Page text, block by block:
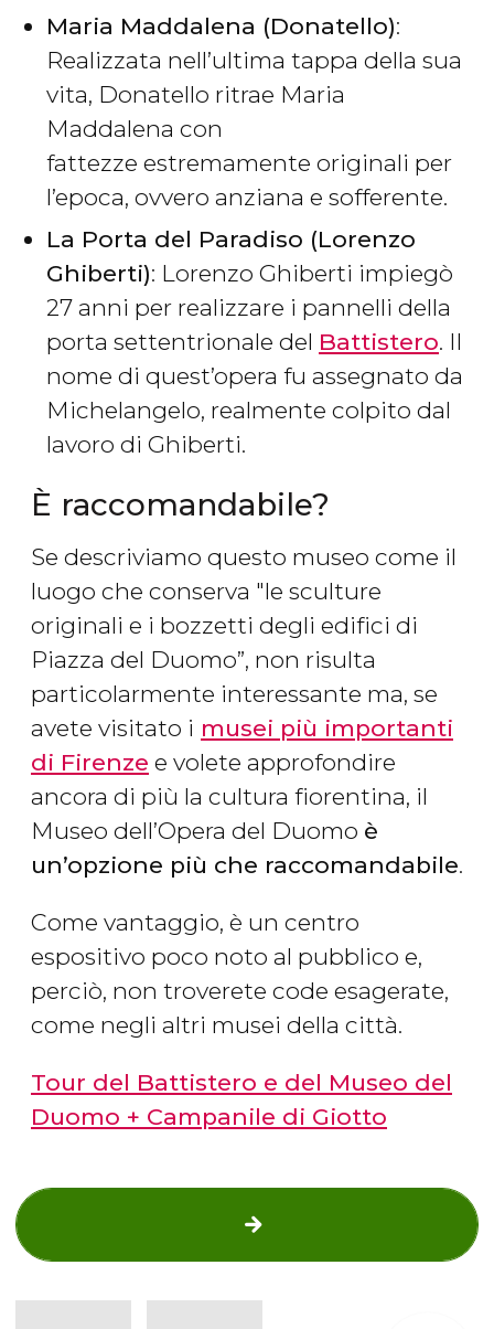
Maria Maddalena (Donatello):
Realizzata nell’ultima tappa della sua
vita, Donatello ritrae Maria
Maddalena con
fattezze estremamente originali per
l’epoca, ovvero anziana e sofferente.
La Porta del Paradiso (Lorenzo
Ghiberti): Lorenzo Ghiberti impiegò
27 anni per realizzare i pannelli della
porta settentrionale del Battistero. Il
nome di quest’opera fu assegnato da
Michelangelo, realmente colpito dal
lavoro di Ghiberti.
È raccomandabile?
Se descriviamo questo museo come il
luogo che conserva "le sculture
originali e i bozzetti degli edifici di
Piazza del Duomo”, non risulta
particolarmente interessante ma, se
avete visitato i musei più importanti
di Firenze e volete approfondire
ancora di più la cultura fiorentina, il
Museo dell’Opera del Duomo è
un’opzione più che raccomandabile.
Come vantaggio, è un centro
espositivo poco noto al pubblico e,
perciò, non troverete code esagerate,
come negli altri musei della città.
Tour del Battistero e del Museo del
Duomo + Campanile di Giotto